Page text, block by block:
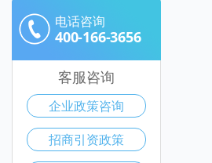
电话咨询
400-166-3656
客服咨询
企业政策咨询
招商引资政策